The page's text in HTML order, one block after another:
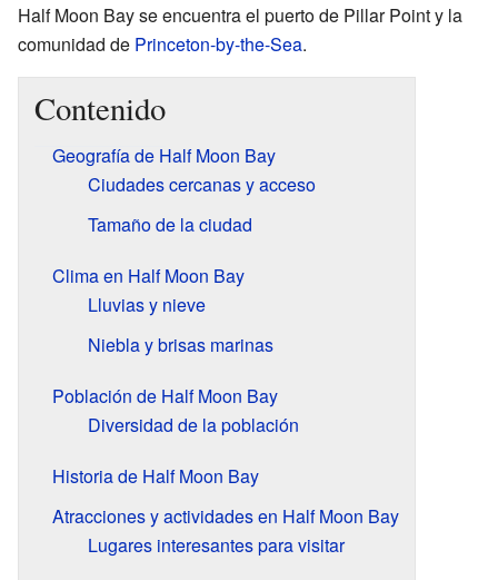
Half Moon Bay se encuentra el puerto de Pillar Point y la
comunidad de Princeton-by-the-Sea.
Contenido
Geografía de Half Moon Bay
Ciudades cercanas y acceso
Tamaño de la ciudad
Clima en Half Moon Bay
Lluvias y nieve
Niebla y brisas marinas
Población de Half Moon Bay
Diversidad de la población
Historia de Half Moon Bay
Atracciones y actividades en Half Moon Bay
Lugares interesantes para visitar